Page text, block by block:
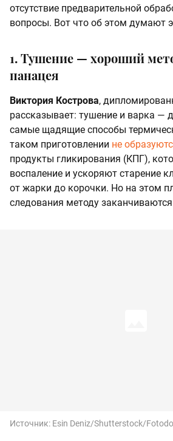
отсутствие предварительной
вопросы. Вот что об этом думают
1. Тушение — хороший
панацея
Виктория Кострова,
рассказывает: тушение и варка —
самые щадящие способы
таком приготовлении не
продукты гликирования (КПГ),
воспаление и ускоряют старение
от жарки до корочки. Но на этом
следования методу
Источник: Esin Deniz/Shutterstock/